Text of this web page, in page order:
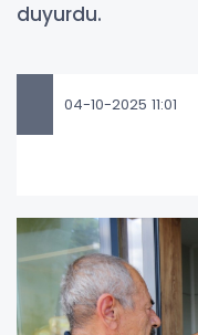
duyurdu.
04-10-2025 11:01